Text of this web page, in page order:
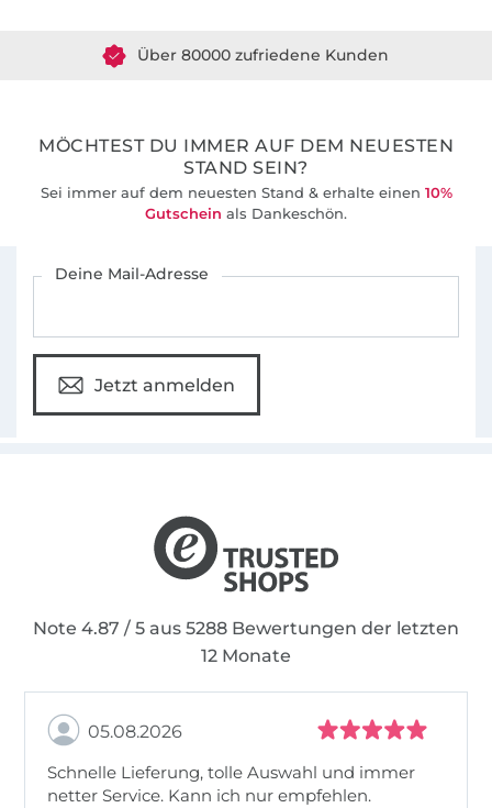
MÖCHTEST DU IMMER AUF DEM NEUESTEN
STAND SEIN?
Sei immer auf dem neuesten Stand & erhalte einen 10%
Gutschein als Dankeschön.
Deine Mail-Adresse
Jetzt anmelden
Note 4.87 / 5 aus 5288 Bewertungen der letzten
12 Monate
05.08.2026
Schnelle Lieferung, tolle Auswahl und immer
netter Service. Kann ich nur empfehlen.